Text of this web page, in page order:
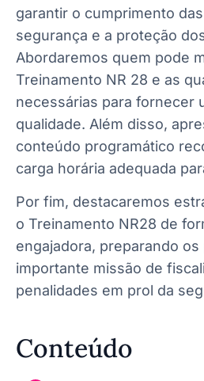
garantir o cumprimento
segurança e a proteção
Abordaremos quem pode
Treinamento NR 28 e as
necessárias para fornecer
qualidade. Além disso,
conteúdo programático
carga horária adequada
Por fim, destacaremos
o Treinamento NR28 de
engajadora, preparando
importante missão de
penalidades em prol da
Conteúdo